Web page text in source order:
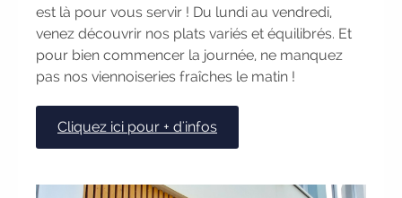
évènements 2026-2027
|
Candidatez pour la rentrée 2026
|
Rentrées 2026-2027 :consultez toutes
les dates
|
Trouvez votre
Faites le point sur votre avenir pro :
effectuez votre bilan de compétences
Participez à nos Jobs Datings -
est là pour vous servir ! Du lundi au vendredi,
venez découvrir nos plats variés et équilibrés. Et
pour bien commencer la journée, ne manquez
pas nos viennoiseries fraîches le matin !
Cliquez ici pour + d'infos